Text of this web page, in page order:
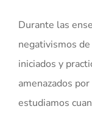
Durante las
negativismos
iniciados y
amenazados
estudiamos